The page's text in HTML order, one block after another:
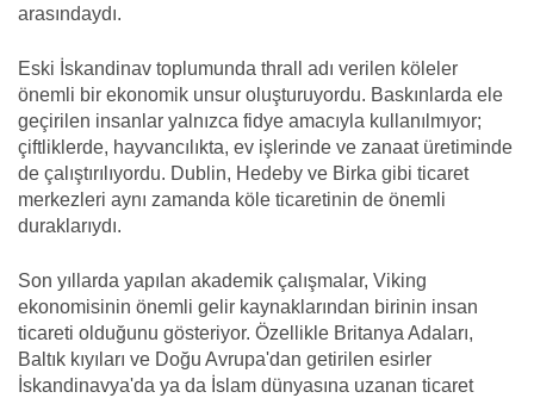
arasındaydı.
Eski İskandinav toplumunda thrall adı verilen köleler
önemli bir ekonomik unsur oluşturuyordu. Baskınlarda ele
geçirilen insanlar yalnızca fidye amacıyla kullanılmıyor;
çiftliklerde, hayvancılıkta, ev işlerinde ve zanaat üretiminde
de çalıştırılıyordu. Dublin, Hedeby ve Birka gibi ticaret
merkezleri aynı zamanda köle ticaretinin de önemli
duraklarıydı.
Son yıllarda yapılan akademik çalışmalar, Viking
ekonomisinin önemli gelir kaynaklarından birinin insan
ticareti olduğunu gösteriyor. Özellikle Britanya Adaları,
Baltık kıyıları ve Doğu Avrupa'dan getirilen esirler
İskandinavya'da ya da İslam dünyasına uzanan ticaret